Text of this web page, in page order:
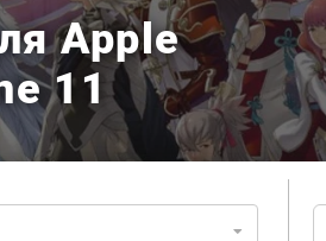
Apple
11